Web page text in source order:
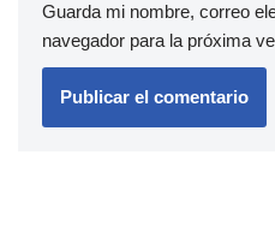
Guarda mi nombre, correo
navegador para la próxima